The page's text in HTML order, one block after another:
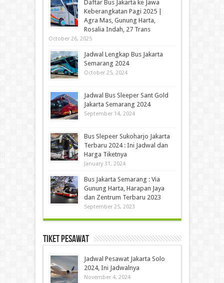
Daftar Bus Jakarta ke Jawa
Keberangkatan Pagi 2025 |
Agra Mas, Gunung Harta,
Rosalia Indah, 27 Trans
October 26, 2025
Jadwal Lengkap Bus Jakarta
Semarang 2024
October 25, 2024
Jadwal Bus Sleeper Sant Gold
Jakarta Semarang 2024
September 14, 2024
Bus Slepeer Sukoharjo Jakarta
Terbaru 2024 : Ini Jadwal dan
Harga Tiketnya
January 31, 2024
Bus Jakarta Semarang : Via
Gunung Harta, Harapan Jaya
dan Zentrum Terbaru 2023
September 25, 2023
Tiket Pesawat
Jadwal Pesawat Jakarta Solo
2024, Ini Jadwalnya
November 4, 2024